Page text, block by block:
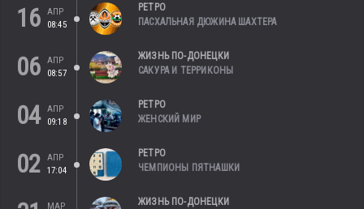
16
АПР
08:45
РЕТРО
ПАСХАЛЬНАЯ ДЮЖИНА ШАХТЕРА
06
АПР
08:57
ЖИЗНЬ ПО-ДОНЕЦКИ
САКУРА И ТЕРРИКОНЫ
04 АПР
09:18
РЕТРО
ЖЕНСКИЙ МИР
02
АПР
17:04
РЕТРО
ЧЕМПИОНЫ ПЯТНАШКИ
МАР
ЖИЗНЬ ПО-ДОНЕЦКИ